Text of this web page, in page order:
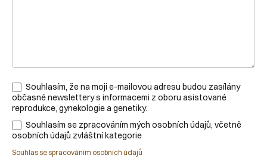
Souhlasím, že na moji e-mailovou adresu budou zasílány
občasné newslettery s informacemi z oboru asistované
reprodukce, gynekologie a genetiky.
Souhlasím se zpracováním mých osobních údajů, včetně
osobních údajů zvláštní kategorie
Souhlas se spracováním osobních údajů